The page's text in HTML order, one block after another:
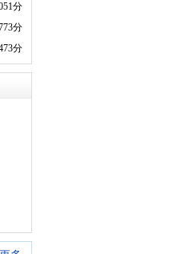
分
分
分